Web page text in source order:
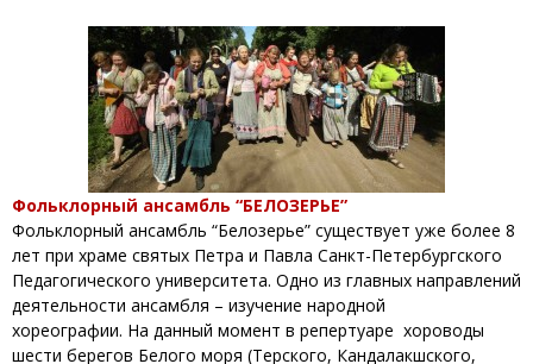
Фольклорный ансамбль “БЕЛОЗЕРЬЕ”
Фольклорный ансамбль “Белозерье” существует уже более 8
лет при храме святых Петра и Павла Санкт-Петербургского
Педагогического университета. Одно из главных направлений
деятельности ансамбля – изучение народной
хореографии. На данный момент в репертуаре хороводы
шести берегов Белого моря (Терского, Кандалакшского,